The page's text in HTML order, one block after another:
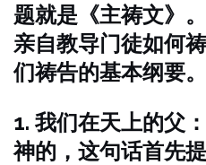
题就是《主祷文》
亲自教导门徒如何
们祷告的基本纲要。
1. 我们在天上的父
神的，这句话首先